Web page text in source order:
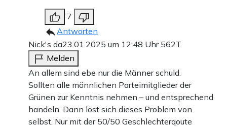
7
Antworten
Nick's da23.01.2025 um 12:48 Uhr 562T
Melden
An allem sind ebe nur die Männer schuld.
Sollten alle männlichen Parteimitglieder der
Grünen zur Kenntnis nehmen – und entsprechend
handeln. Dann löst sich dieses Problem von
selbst. Nur mit der 50/50 Geschlechterqoute